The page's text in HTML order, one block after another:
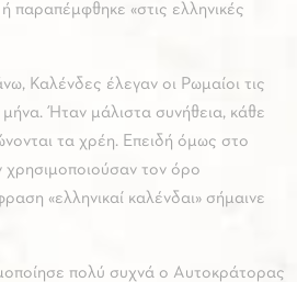
παραπέμφθηκε «στις ελληνικές
Καλένδες έλεγαν οι Ρωμαίοι τις
Ήταν μάλιστα συνήθεια, κάθε
τα χρέη. Επειδή όμως στο
χρησιμοποιούσαν τον όρο
«ελληνικαί καλένδαι» σήμαινε
πολύ συχνά ο Αυτοκράτορας